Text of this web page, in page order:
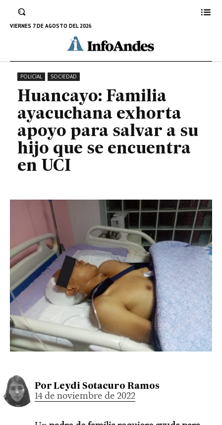
VIERNES 7 DE AGOSTO DEL 2026
exhorta apoyo para salvar a su
hijo que se encuentra en UCI
14 DE NOVIEMBRE DE 2022
POLICIAL SOCIEDAD
Huancayo: Familia
ayacuchana exhorta
apoyo para salvar a su
hijo que se encuentra
en UCI
Por Leydi Sotacuro Ramos
14 de noviembre de 2022